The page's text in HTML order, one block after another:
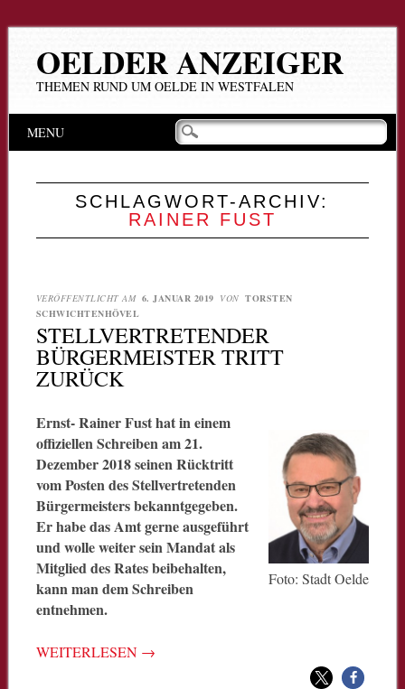
OELDER ANZEIGER
THEMEN RUND UM OELDE IN WESTFALEN
Hauptmenü
Inhalt
MENU
SCHLAGWORT-ARCHIV:
RAINER FUST
VERÖFFENTLICHT AM 6. JANUAR 2019 VON TORSTEN
SCHWICHTENHÖVEL
STELLVERTRETENDER
BÜRGERMEISTER TRITT
ZURÜCK
Foto: Stadt Oelde
Ernst- Rainer Fust hat in einem
offiziellen Schreiben am 21.
Dezember 2018 seinen Rücktritt
vom Posten des Stellvertretenden
Bürgermeisters bekanntgegeben.
Er habe das Amt gerne ausgeführt
und wolle weiter sein Mandat als
Mitglied des Rates beibehalten,
kann man dem Schreiben
entnehmen.
WEITERLESEN →